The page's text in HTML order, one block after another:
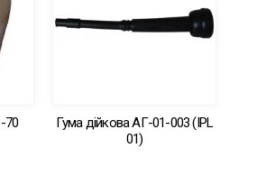
70
Гума дійкова АГ-01-003 (IPL
01)